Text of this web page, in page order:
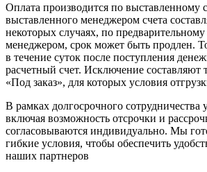
Оплата производится по выставленному
выставленного менеджером счета
некоторых случаях, по
менеджером, срок может быть продлен.
в течение суток после поступления
расчетный счет. Исключение составляют
«Под заказ», для которых условия
В рамках долгосрочного сотрудничества
включая возможность отсрочки и
согласовываются индивидуально. Мы
гибкие условия, чтобы обеспечить
наших партнеров